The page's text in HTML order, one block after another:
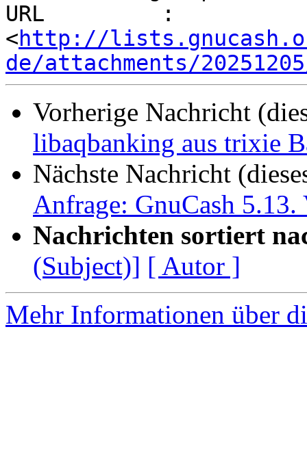
URL         :
<http://
de/attachments/
Vorherige Nachricht
libaqbanking aus trixie
Nächste Nachricht
Anfrage: GnuCash
Nachrichten sortiert
(Subject)] [ Autor ]
Mehr Informationen über